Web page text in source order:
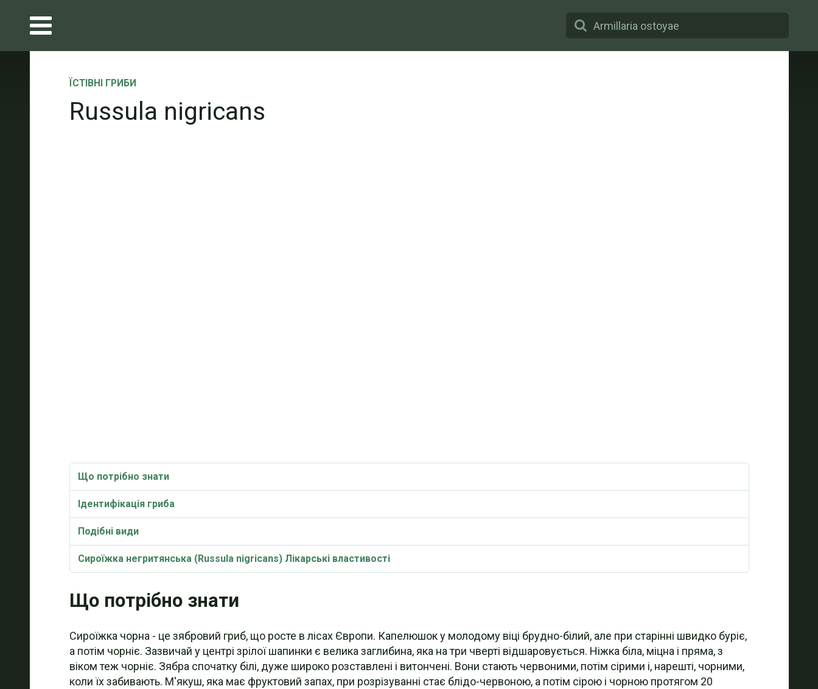
ЇСТІВНІ ГРИБИ
Russula nigricans
Що потрібно знати
Ідентифікація гриба
Подібні види
Сироїжка негритянська (Russula nigricans) Лікарські властивості
Синоніми
Що потрібно знати
Сироїжка чорна - це зябровий гриб, що росте в лісах Європи. Капелюшок у молодому віці брудно-білий, але при старінні швидко буріє,
а потім чорніє. Зазвичай у центрі зрілої шапинки є велика заглибина, яка на три чверті відшаровується. Ніжка біла, міцна і пряма, з
віком теж чорніє. Зябра спочатку білі, дуже широко розставлені і витончені. Вони стають червоними, потім сірими і, нарешті, чорними,
коли їх забивають. М'якуш, яка має фруктовий запах, при розрізуванні стає блідо-червоною, а потім сірою і чорною протягом 20